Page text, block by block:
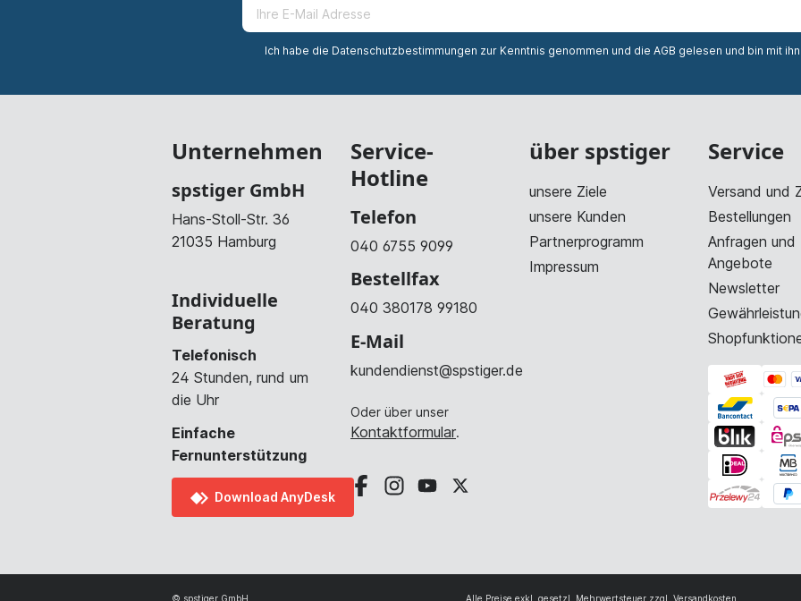
Ich habe die Datenschutzbestimmungen zur Kenntnis genommen und die AGB gelesen und bin mit
Unternehmen
spstiger GmbH
Hans-Stoll-Str. 36
21035 Hamburg
Individuelle
Beratung
Telefonisch
24 Stunden, rund um
die Uhr
Einfache
Fernunterstützung
Download AnyDesk
Service-
Hotline
Telefon
040 6755 9099
Bestellfax
040 380178 99180
E-Mail
kundendienst@spstiger.de
Oder über unser
Kontaktformular.
über spstiger
unsere Ziele
unsere Kunden
Partnerprogramm
Impressum
Service
Versand und
Bestellungen
Anfragen und
Angebote
Newsletter
© spstiger GmbH Alle Preise exkl. gesetzl. Mehrwertsteuer zzgl. Versandkosten